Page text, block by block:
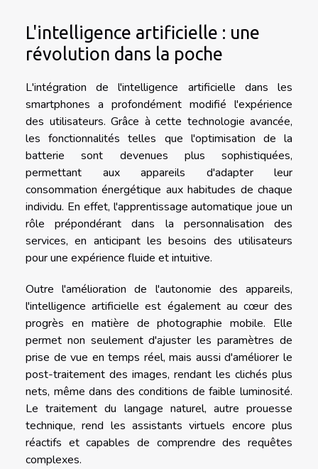
L'intelligence artificielle : une
révolution dans la poche
L'intégration de l'intelligence artificielle dans les
smartphones a profondément modifié l'expérience
des utilisateurs. Grâce à cette technologie avancée,
les fonctionnalités telles que l'optimisation de la
batterie sont devenues plus sophistiquées,
permettant aux appareils d'adapter leur
consommation énergétique aux habitudes de chaque
individu. En effet, l'apprentissage automatique joue un
rôle prépondérant dans la personnalisation des
services, en anticipant les besoins des utilisateurs
pour une expérience fluide et intuitive.
Outre l'amélioration de l'autonomie des appareils,
l'intelligence artificielle est également au cœur des
progrès en matière de photographie mobile. Elle
permet non seulement d'ajuster les paramètres de
prise de vue en temps réel, mais aussi d'améliorer le
post-traitement des images, rendant les clichés plus
nets, même dans des conditions de faible luminosité.
Le traitement du langage naturel, autre prouesse
technique, rend les assistants virtuels encore plus
réactifs et capables de comprendre des requêtes
complexes.